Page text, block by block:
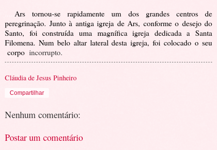
Ars tornou-se rapidamente um dos grandes centros de
peregrinação. Junto à antiga igreja de Ars, conforme o desejo do
Santo, foi construída uma magnífica igreja dedicada a Santa
Filomena. Num belo altar lateral desta igreja, foi colocado o seu
corpo incorrupto.
Cláudia de Jesus Pinheiro
Compartilhar
Nenhum comentário:
Postar um comentário